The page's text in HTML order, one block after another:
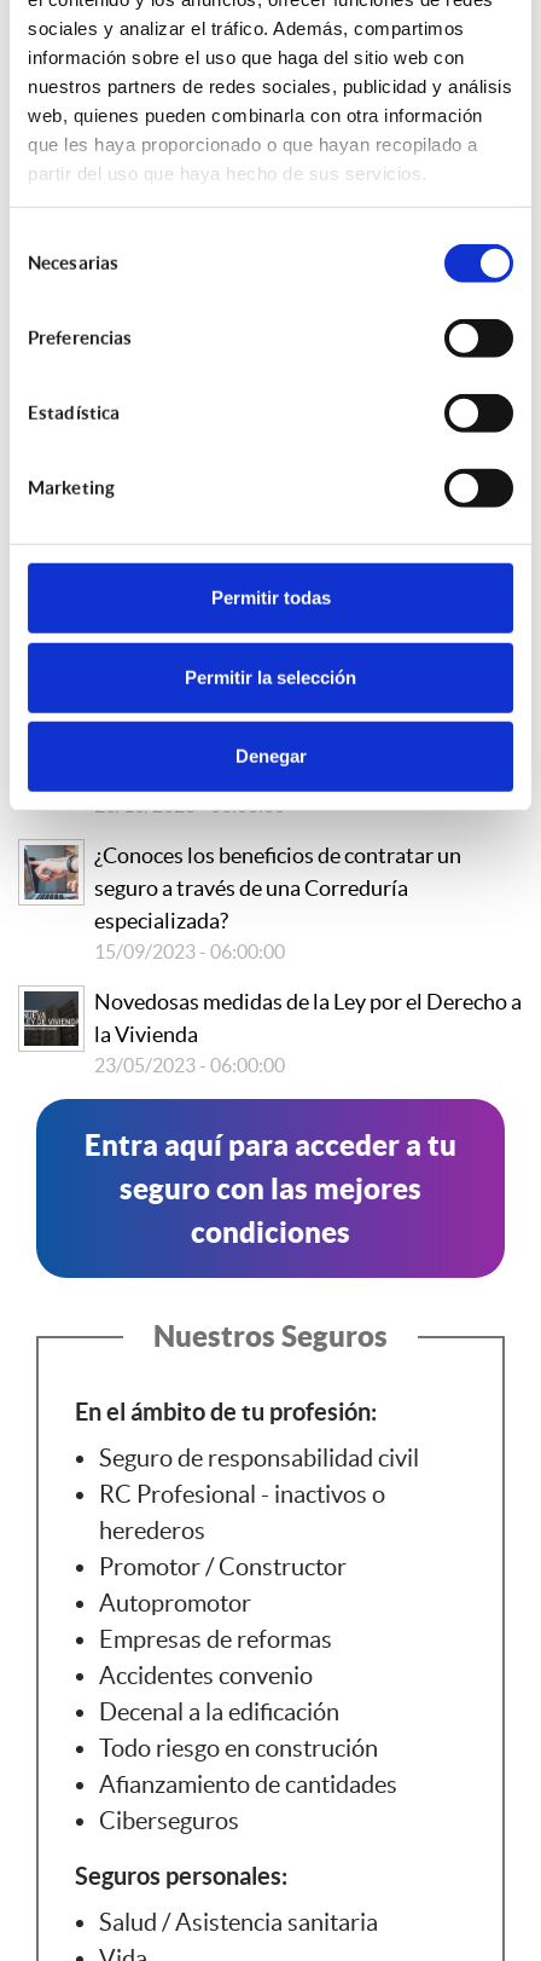
sociales y analizar el tráfico. Además, compartimos
información sobre el uso que haga del sitio web con
nuestros partners de redes sociales, publicidad y análisis
web, quienes pueden combinarla con otra información
que les haya proporcionado o que hayan recopilado a
partir del uso que haya hecho de sus servicios.
Necesarias
Preferencias
Estadística
Marketing
Permitir todas
Permitir la selección
Denegar
03/08/2026 - 06:00:00
STA y LISA, pioneros en la creación del Seguro
para la Mejora de la Eficiencia Energética
27/07/2026 - 06:00:00
Administración Pública
Lisa Seguros lanza una plataforma exclusiva
09/05/2025 - 06:00:00
Servicio Público de Justicia
Revisión de Contratos de Seguros
19/09/2024 - 06:00:00
29/08/2024 - 06:00:00
Renovación de los Contratos de Seguro y su
26/10/2023 - 06:00:00
¿Conoces los beneficios de contratar un
seguro a través de una Correduría
especializada?
15/09/2023 - 06:00:00
Novedosas medidas de la Ley por el Derecho a
la Vivienda
23/05/2023 - 06:00:00
Entra aquí para acceder a tu
seguro con las mejores
condiciones
Nuestros Seguros
En el ámbito de tu profesión:
Seguro de responsabilidad civil
RC Profesional - inactivos o
herederos
Promotor / Constructor
Autopromotor
Empresas de reformas
Accidentes convenio
Decenal a la edificación
Todo riesgo en construción
Afianzamiento de cantidades
Ciberseguros
Seguros personales:
Salud / Asistencia sanitaria